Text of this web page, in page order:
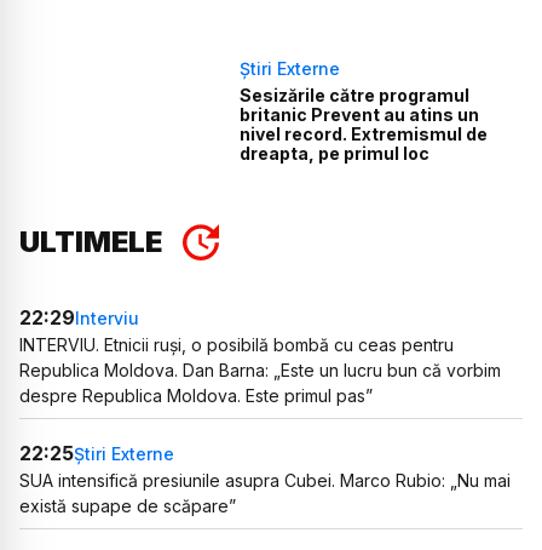
Știri Externe
Sesizările către programul
britanic Prevent au atins un
nivel record. Extremismul de
dreapta, pe primul loc
ULTIMELE
22:29Interviu
INTERVIU. Etnicii ruși, o posibilă bombă cu ceas pentru
Republica Moldova. Dan Barna: „Este un lucru bun că vorbim
despre Republica Moldova. Este primul pas”
22:25Știri Externe
SUA intensifică presiunile asupra Cubei. Marco Rubio: „Nu mai
există supape de scăpare”